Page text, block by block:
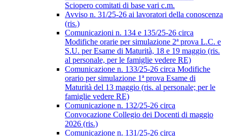
Sciopero comitati di base vari c.m.
Avviso n. 31/25-26 ai lavoratori della conoscenza
(ris.)
Comunicazioni n. 134 e 135/25-26 circa
Modifiche orarie per simulazione 2ª prova L.C. e
S.U. per Esame di Maturità, 18 e 19 maggio (ris.
al personale, per le famiglie vedere RE)
Comunicazione n. 133/25-26 circa Modifiche
orario per simulazione 1ª prova Esame di
Maturità del 13 maggio (ris. al personale; per le
famiglie vedere RE)
Comunicazione n. 132/25-26 circa
Convocazione Collegio dei Docenti di maggio
2026 (ris.)
Comunicazione n. 131/25-26 circa